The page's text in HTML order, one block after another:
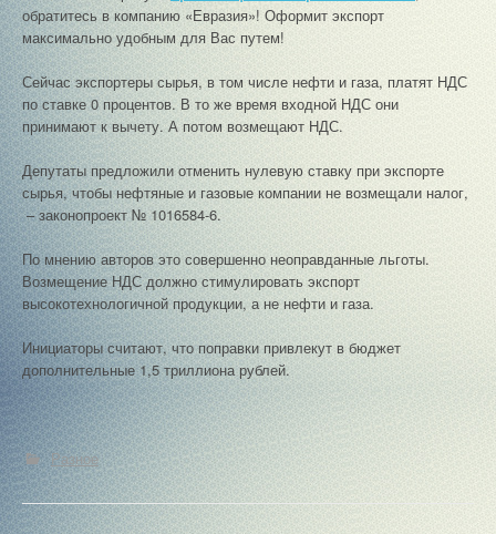
обратитесь в компанию «Евразия»! Оформит экспорт
максимально удобным для Вас путем!
Сейчас экспортеры сырья, в том числе нефти и газа, платят НДС
по ставке 0 процентов. В то же время входной НДС они
принимают к вычету. А потом возмещают НДС.
Депутаты предложили отменить нулевую ставку при экспорте
сырья, чтобы нефтяные и газовые компании не возмещали налог,
– законопроект № 1016584-6.
По мнению авторов это совершенно неоправданные льготы.
Возмещение НДС должно стимулировать экспорт
высокотехнологичной продукции, а не нефти и газа.
Инициаторы считают, что поправки привлекут в бюджет
дополнительные 1,5 триллиона рублей.
Разное